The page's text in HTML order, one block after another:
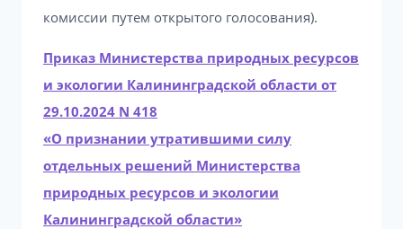
комиссии путем открытого голосования).
Приказ Министерства природных ресурсов
и экологии Калининградской области от
29.10.2024 N 418
«О признании утратившими силу
отдельных решений Министерства
природных ресурсов и экологии
Калининградской области»